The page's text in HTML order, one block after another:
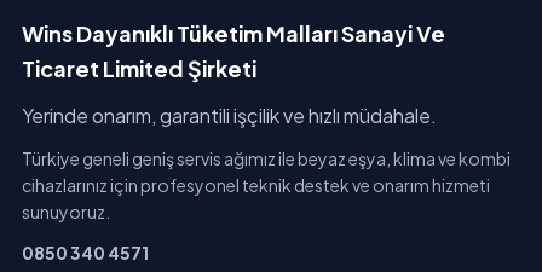
Wins Dayanıklı Tüketim Malları Sanayi Ve
Ticaret Limited Şirketi
Yerinde onarım, garantili işçilik ve hızlı müdahale.
Türkiye geneli geniş servis ağımız ile beyaz eşya, klima ve kombi
cihazlarınız için profesyonel teknik destek ve onarım hizmeti
sunuyoruz.
0850 340 4571